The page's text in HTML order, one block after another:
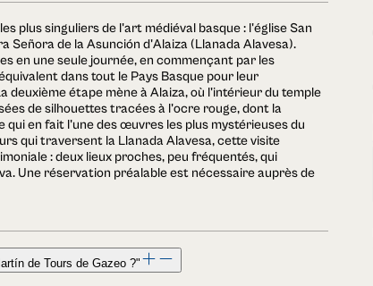
plus singuliers de l'art médiéval basque : l'église San
Señora de la Asunción d'Alaiza (Llanada Alavesa).
en une seule journée, en commençant par les
dans tout le Pays Basque pour leur
étape mène à Alaiza, où l'intérieur du temple
de silhouettes tracées à l'ocre rouge, dont la
en fait l'une des œuvres les plus mystérieuses du
qui traversent la Llanada Alavesa, cette visite
: deux lieux proches, peu fréquentés, qui
Une réservation préalable est nécessaire auprès de
de Tours de Gazeo ?"